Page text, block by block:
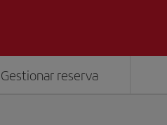
Gestionar reserva